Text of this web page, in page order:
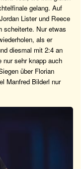
gelang. Auf
Lister und Reece
scheiterte. Nur etwas
als er
diesmal mit 2:4 an
sehr knapp auch
über Florian
Manfred Bilderl nur